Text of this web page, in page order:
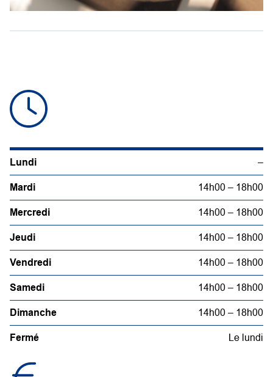
Lundi –
Mardi 14h00 – 18h00
Mercredi 14h00 – 18h00
Jeudi 14h00 – 18h00
Vendredi 14h00 – 18h00
Samedi 14h00 – 18h00
Dimanche 14h00 – 18h00
Fermé Le lundi